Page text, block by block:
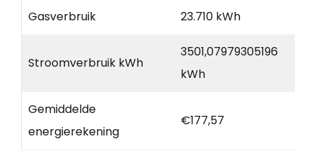
Gasverbruik 23.710 kWh
Stroomverbruik kWh
3501,07979305196
kWh
Gemiddelde
energierekening
€177,57